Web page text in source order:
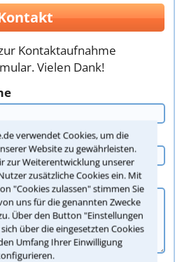
verwendet Cookies, um die
Website zu gewährleisten.
zur Weiterentwicklung unserer
zusätzliche Cookies ein. Mit
"Cookies zulassen" stimmen Sie
uns für die genannten Zwecke
Über den Button "Einstellungen
über die eingesetzten Cookies
Umfang Ihrer Einwilligung
Kontaktaufnahme
Vielen Dank!